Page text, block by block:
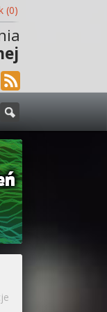
(0)